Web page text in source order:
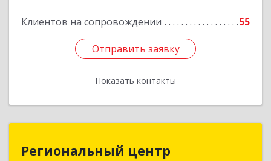
Клиентов на сопровождении 55
Отправить заявку
Показать контакты
Отправить заявку
Назад
Региональный центр
Региональный центр